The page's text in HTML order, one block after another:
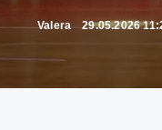
Valera 29.05.2026